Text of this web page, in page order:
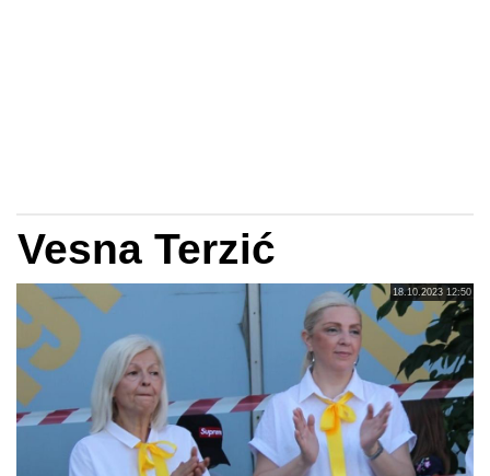
Vesna Terzić
18.10.2023 12:50